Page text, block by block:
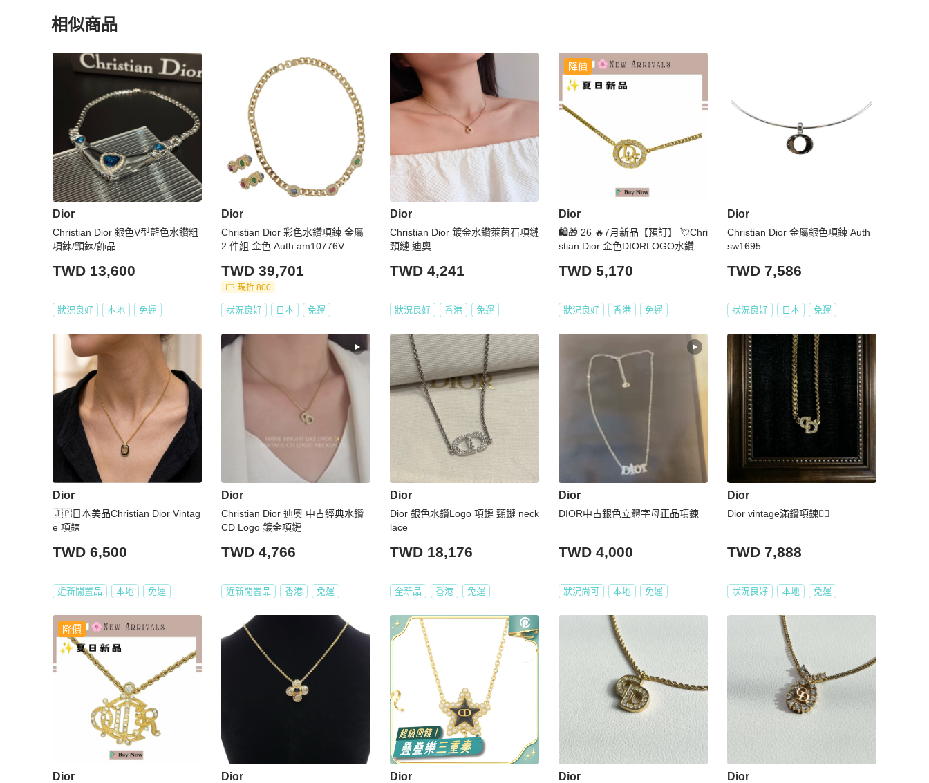
相似商品
更多相似Dior女士配件推薦精品
Dior
Christian Dior 銀色V型藍色水鑽粗
項鍊/頸鍊/飾品
TWD 13,600
狀況良好 本地 免運
Dior
Christian Dior 彩色水鑽項鍊 金屬
2 件組 金色 Auth am10776V
TWD 39,701
現折 800
狀況良好 日本 免運
Dior
Christian Dior 鍍金水鑽萊茵石項鏈
頸鏈 迪奧
TWD 4,241
狀況良好 香港 免運
降價
Dior
🛍️🎁 26 🔥7月新品【預訂】 💘Chri
stian Dior 金色DIORLOGO水鑽耳
環 DIOR EARRING
TWD 5,170
狀況良好 香港 免運
Dior
Christian Dior 金屬銀色項鍊 Auth
sw1695
TWD 7,586
狀況良好 日本 免運
Dior
🇯🇵日本美品Christian Dior Vintag
e 項鍊
TWD 6,500
近新閒置品 本地 免運
Dior
Christian Dior 迪奧 中古經典水鑽
CD Logo 鍍金項鏈
TWD 4,766
近新閒置品 香港 免運
Dior
Dior 銀色水鑽Logo 項鏈 頸鏈 neck
lace
TWD 18,176
全新品 香港 免運
Dior
DIOR中古銀色立體字母正品項鍊
TWD 4,000
狀況尚可 本地 免運
Dior
Dior vintage滿鑽項鍊❤️‍🔥
TWD 7,888
狀況良好 本地 免運
降價
Dior Dior Dior Dior Dior